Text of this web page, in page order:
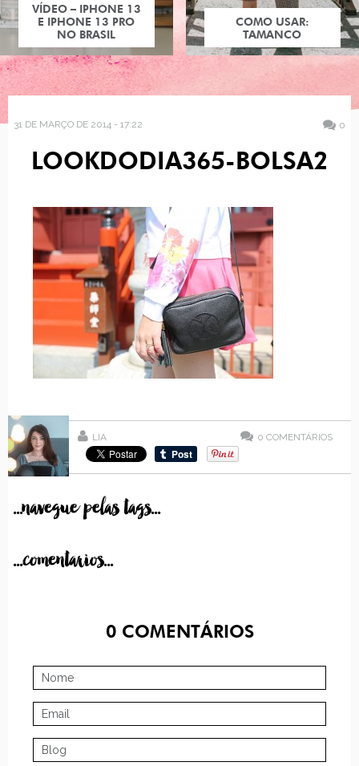
VÍDEO – IPHONE 13
E IPHONE 13 PRO
NO BRASIL
COMO USAR:
TAMANCO
31 DE MARÇO DE 2014 - 17:22 0
LOOKDODIA365-BOLSA2
LIA 0 COMENTÁRIOS
...navegue pelas tags...
...comentarios...
0COMENTÁRIOS